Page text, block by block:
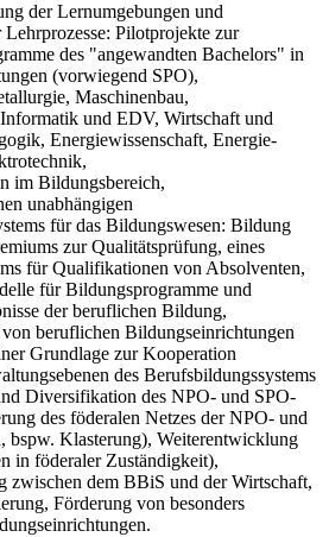
der Lernumgebungen und
Pilotprojekte zur
des "angewandten Bachelors" in
(vorwiegend SPO),
Maschinenbau,
und EDV, Wirtschaft und
Energiewissenschaft, Energie-
im Bildungsbereich,
unabhängigen
für das Bildungswesen: Bildung
zur Qualitätsprüfung, eines
für Qualifikationen von Absolventen,
für Bildungsprogramme und
der beruflichen Bildung,
von beruflichen Bildungseinrichtungen
Grundlage zur Kooperation
des Berufsbildungssystems
Diversifikation des NPO- und SPO-
des föderalen Netzes der NPO- und
bspw. Klasterung), Weiterentwicklung
in föderaler Zuständigkeit),
zwischen dem BBiS und der Wirtschaft,
Förderung von besonders